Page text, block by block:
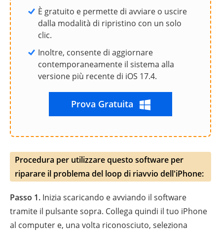
È gratuito e permette di avviare o uscire
dalla modalità di ripristino con un solo
clic.
Inoltre, consente di aggiornare
contemporaneamente il sistema alla
versione più recente di iOS 17.4.
Prova Gratuita
Procedura per utilizzare questo software per
riparare il problema del loop di riavvio dell'iPhone:
Passo 1. Inizia scaricando e avviando il software
tramite il pulsante sopra. Collega quindi il tuo iPhone
al computer e, una volta riconosciuto, seleziona